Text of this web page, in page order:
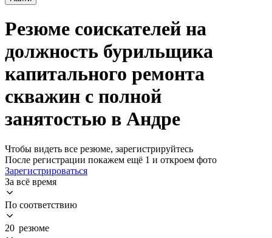
Резюме соискателей на
должность бурильщика
капитального ремонта
скважин с полной
занятостью в Андре
Чтобы видеть все резюме, зарегистрируйтесь
После регистрации покажем ещё 1 и откроем фото
Зарегистрироваться
За всё время
По соответствию
20 резюме